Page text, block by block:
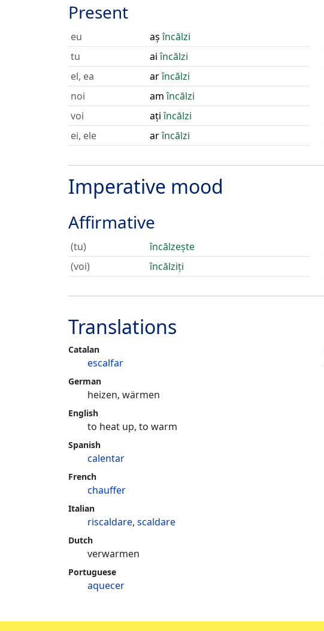
Present
eu așîncălzi
tu
aiîncălzi
el, ea
arîncălzi
noi
amîncălzi
voi
ațiîncălzi
ei, ele
arîncălzi
Imperative mood
Affirmative
(tu)
încălzește
(voi)
încălziți
Translations
Catalan
escalfar
German
heizen, wärmen
English
to heat up, to warm
Spanish
calentar
French
chauffer
Italian
riscaldare, scaldare
Dutch
verwarmen
Portuguese
aquecer